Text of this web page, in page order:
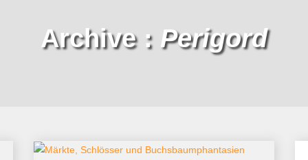
Archive : Perigord